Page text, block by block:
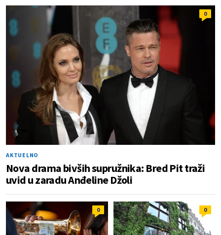
0
AKTUELNO
Nova drama bivših supružnika: Bred Pit traži
uvid u zaradu Anđeline Džoli
0 0